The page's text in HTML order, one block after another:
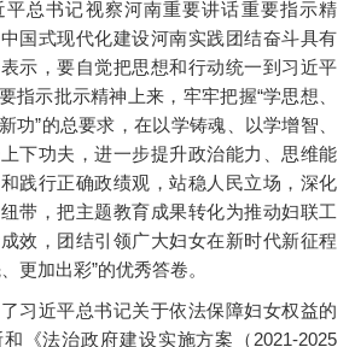
平总书记视察河南重要讲话重要指示精
国式现代化建设河南实践团结奋斗具有
示，要自觉把思想和行动统一到习近平
指示批示精神上来，牢牢把握“学思想、
功”的总要求，在以学铸魂、以学增智、
下功夫，进一步提升政治能力、思维能
践行正确政绩观，站稳人民立场，深化
带，把主题教育成果转化为推动妇联工
效，团结引领广大妇女在新时代新征程
更加出彩”的优秀答卷。
近平总书记关于依法保障妇女权益的
《法治政府建设实施方案（2021-2025